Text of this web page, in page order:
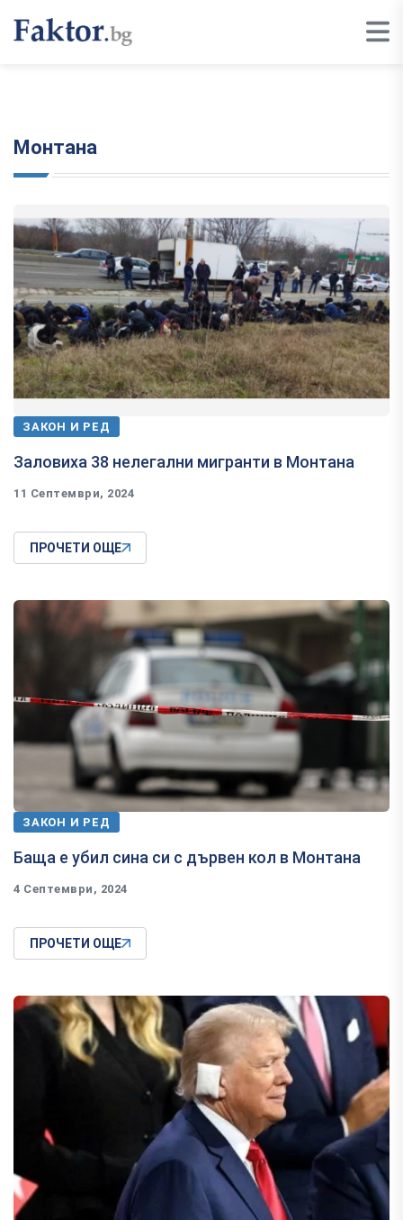
Монтана
ЗАКОН И РЕД
Заловиха 38 нелегални мигранти в Монтана
11 Септември, 2024
ПРОЧЕТИ ОЩЕ
ЗАКОН И РЕД
Баща е убил сина си с дървен кол в Монтана
4 Септември, 2024
ПРОЧЕТИ ОЩЕ